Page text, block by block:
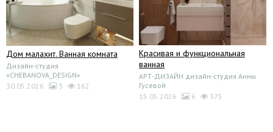
Дом малахит. Ванная комната
Дизайн-студия
«CHEBANOVA_DESIGN»
30.05.2026
3 162
Красивая и функциональная
ванная
АРТ-ДИЗАЙН дизайн-студия Анны
Гусевой
15.05.2026
6 375